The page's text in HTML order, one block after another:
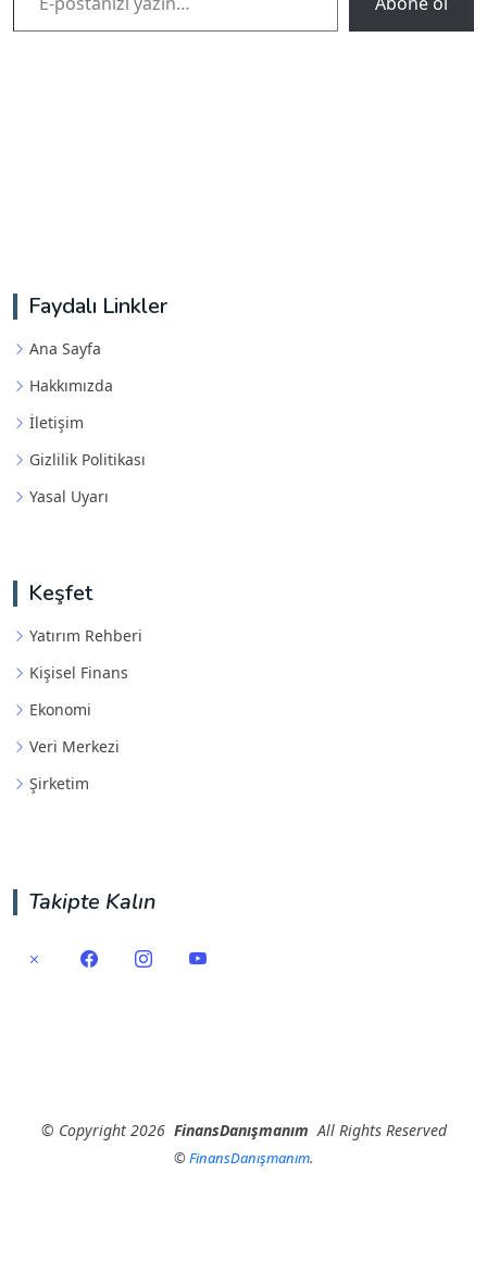
Faydalı Linkler
Ana Sayfa
Hakkımızda
İletişim
Gizlilik Politikası
Yasal Uyarı
Keşfet
Yatırım Rehberi
Kişisel Finans
Ekonomi
Veri Merkezi
Şirketim
Takipte Kalın
© Copyright2026 FinansDanışmanım All Rights Reserved
©FinansDanışmanım.